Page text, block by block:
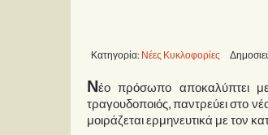
Κατηγορία: Νέες Κυκλοφορίες
Νέο πρόσωπο αποκαλύπτει
τραγουδοποιός, παντρεύει στο
μοιράζεται ερμηνευτικά με τον